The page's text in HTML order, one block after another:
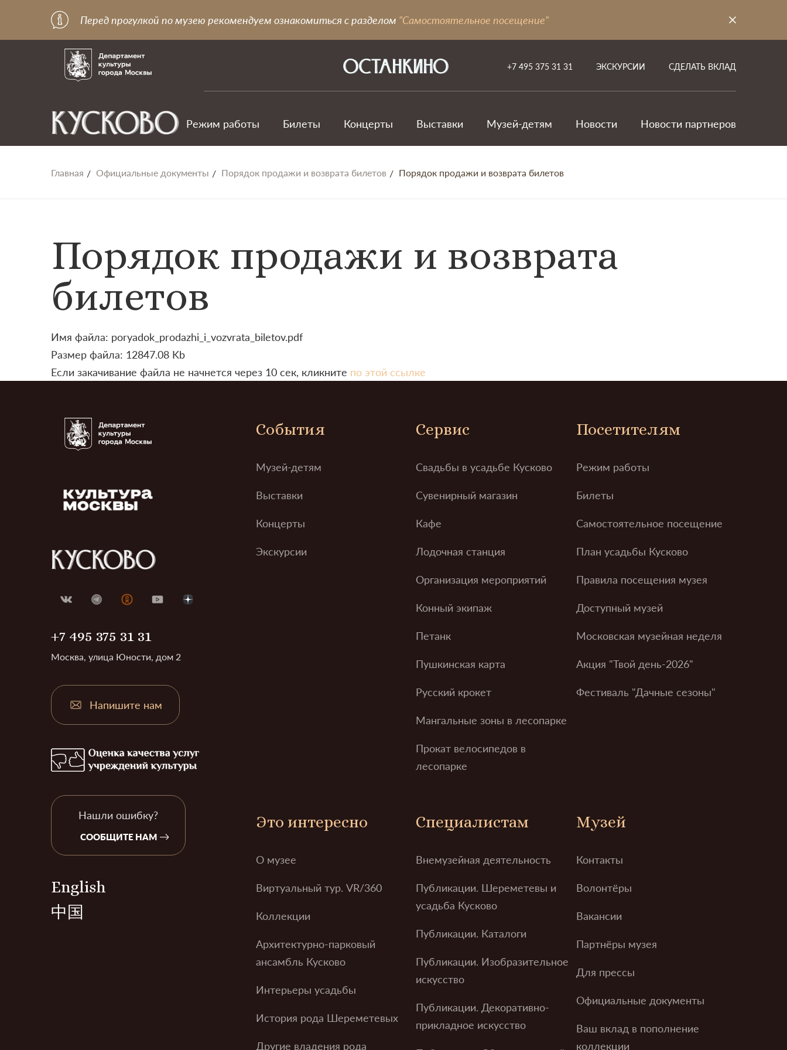
Перед прогулкой по музею рекомендуем ознакомиться с разделом "Самостоятельное посещение"
+7 495 375 31 31 ЭКСКУРСИИ СДЕЛАТЬ ВКЛАД
Режим работы Билеты Концерты Выставки Музей-детям Новости Новости партнеров
Главная Официальные документы Порядок продажи и возврата билетов Порядок продажи и возврата билетов
Порядок продажи и возврата
билетов
Имя файла: poryadok_prodazhi_i_vozvrata_biletov.pdf
Размер файла: 12847.08 Kb
Если закачивание файла не начнется через 10 сек, кликните по этой ссылке
+7 495 375 31 31
Москва, улица Юности, дом 2
Напишите нам
Нашли ошибку?
СООБЩИТЕ НАМ
English
中国
События
Музей-детям
Выставки
Концерты
Экскурсии
Сервис
Свадьбы в усадьбе Кусково
Сувенирный магазин
Кафе
Лодочная станция
Организация мероприятий
Конный экипаж
Петанк
Пушкинская карта
Русский крокет
Мангальные зоны в лесопарке
Прокат велосипедов в
лесопарке
Посетителям
Режим работы
Билеты
Самостоятельное посещение
План усадьбы Кусково
Правила посещения музея
Доступный музей
Московская музейная неделя
Акция "Твой день-2026"
Фестиваль "Дачные сезоны"
Это интересно
О музее
Виртуальный тур. VR/360
Коллекции
Архитектурно-парковый
ансамбль Кусково
Интерьеры усадьбы
История рода Шереметевых
Другие владения рода
Специалистам
Внемузейная деятельность
Публикации. Шереметевы и
усадьба Кусково
Публикации. Каталоги
Публикации. Изобразительное
искусство
Публикации. Декоративно-
прикладное искусство
Музей
Контакты
Волонтёры
Вакансии
Партнёры музея
Для прессы
Официальные документы
Ваш вклад в пополнение
коллекции